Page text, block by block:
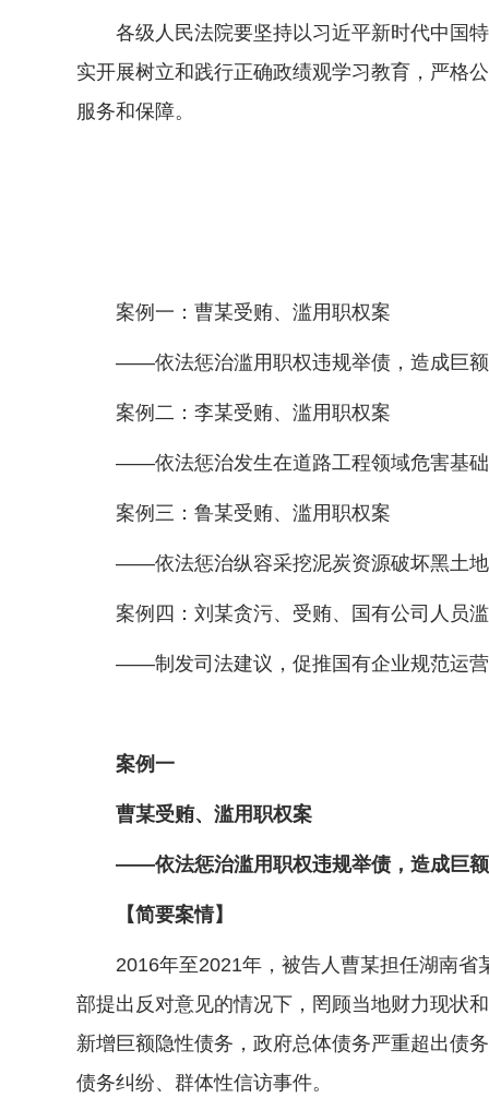
各级人民法院要坚持以习近平新时代中国特
实开展树立和践行正确政绩观学习教育，严格
服务和保障。
案例一：曹某受贿、滥用职权案
——依法惩治滥用职权违规举债，造成巨额
案例二：李某受贿、滥用职权案
——依法惩治发生在道路工程领域危害基础
案例三：鲁某受贿、滥用职权案
——依法惩治纵容采挖泥炭资源破坏黑土地
案例四：刘某贪污、受贿、国有公司人员
——制发司法建议，促推国有企业规范运营
案例一
曹某受贿、滥用职权案
——依法惩治滥用职权违规举债，造成巨额
【简要案情】
2016年至2021年，被告人曹某担任湖南省
部提出反对意见的情况下，罔顾当地财力现状
新增巨额隐性债务，政府总体债务严重超出债
债务纠纷、群体性信访事件。